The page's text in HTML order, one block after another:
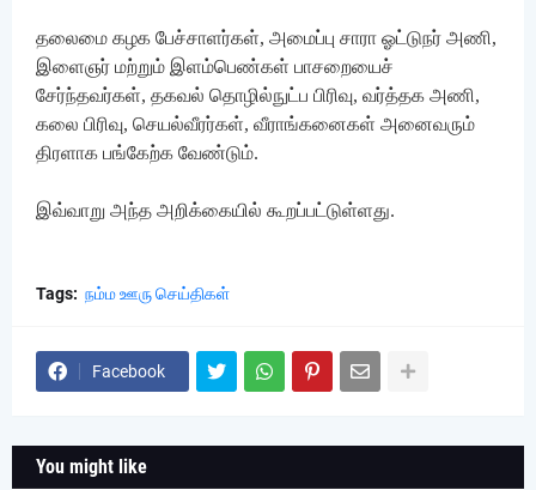
தலைமை கழக பேச்சாளர்கள், அமைப்பு சாரா ஓட்டுநர் அணி,
இளைஞர் மற்றும் இளம்பெண்கள் பாசறையைச்
சேர்ந்தவர்கள், தகவல் தொழில்நுட்ப பிரிவு, வர்த்தக அணி,
கலை பிரிவு, செயல்வீரர்கள், வீராங்கனைகள் அனைவரும்
திரளாக பங்கேற்க வேண்டும்.
இவ்வாறு அந்த அறிக்கையில் கூறப்பட்டுள்ளது.
Tags: நம்ம ஊரு செய்திகள்
Facebook
You might like